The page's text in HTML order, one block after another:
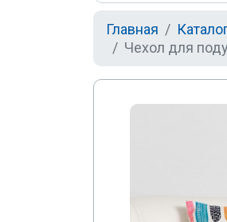
Главная
Чехол для